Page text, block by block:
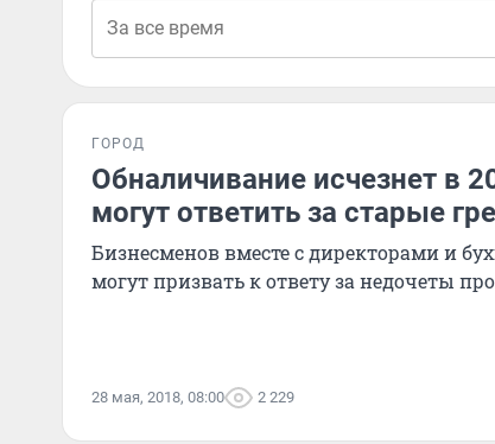
ГОРОД
Обналичивание исчезнет в
могут ответить за старые
Бизнесменов вместе с директорами и
могут призвать к ответу за недочеты
28 мая, 2018, 08:00 2 229